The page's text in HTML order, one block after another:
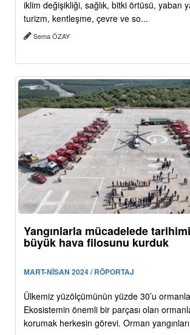
iklim değişikliği, sağlık, bitki örtüsü, yaban
turizm, kentleşme, çevre ve so...
Sema ÖZAY
Yangınlarla mücadelede
büyük hava filosunu kurduk
MART-NİSAN 2024 / RÖPORTAJ
Ülkemiz yüzölçümünün yüzde 30’u
Ekosistemin önemli bir parçası olan
korumak herkesin görevi. Orman